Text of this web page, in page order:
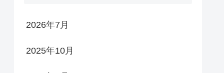
2026年7月
2025年10月